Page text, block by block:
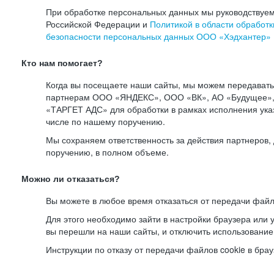
При обработке персональных данных мы
Российской Федерации и Политикой в области
безопасности персональных данных ООО «Хэдхантер»
Кто нам помогает?
Когда вы посещаете наши сайты, мы можем
партнерам ООО «ЯНДЕКС», ООО «ВК», АО
«ТАРГЕТ АДС» для обработки в рамках исполнения
числе по нашему поручению.
Мы сохраняем ответственность за действия
поручению, в полном объеме.
Можно ли отказаться?
Вы можете в любое время отказаться от передачи
Для этого необходимо зайти в настройки браузера или
вы перешли на наши сайты, и отключить
Инструкции по отказу от передачи файлов cookie в